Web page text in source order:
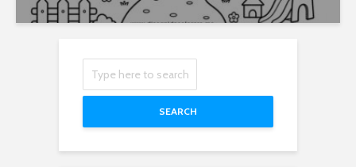
SEARCH